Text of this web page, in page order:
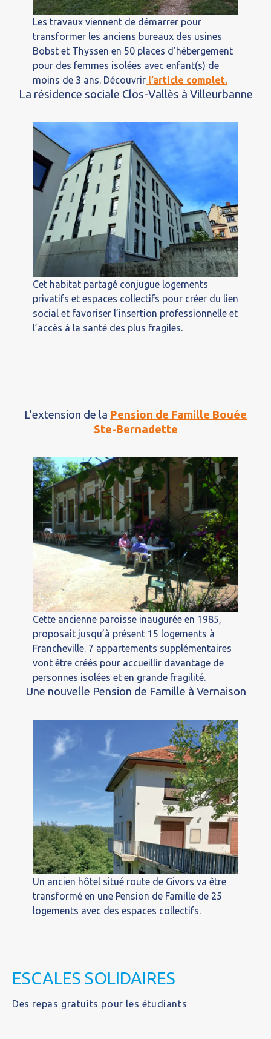
Les travaux viennent de démarrer pour
transformer les anciens bureaux des usines
Bobst et Thyssen en 50 places d’hébergement
pour des femmes isolées avec enfant(s) de
moins de 3 ans. Découvrir l’article complet.
La résidence sociale Clos-Vallès à Villeurbanne
Cet habitat partagé conjugue logements
privatifs et espaces collectifs pour créer du lien
social et favoriser l’insertion professionnelle et
l’accès à la santé des plus fragiles.
L’extension de la Pension de Famille Bouée
Ste-Bernadette
Cette ancienne paroisse inaugurée en 1985,
proposait jusqu’à présent 15 logements à
Francheville. 7 appartements supplémentaires
vont être créés pour accueillir davantage de
personnes isolées et en grande fragilité.
Une nouvelle Pension de Famille à Vernaison
Un ancien hôtel situé route de Givors va être
transformé en une Pension de Famille de 25
logements avec des espaces collectifs.
ESCALES SOLIDAIRES
Des repas gratuits pour les étudiants